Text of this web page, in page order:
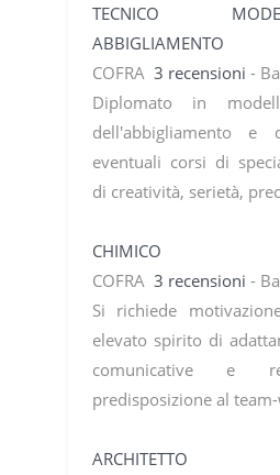
TECNICO
ABBIGLIAMENTO
COFRA 3 recensioni -
Diplomato in
dell'abbigliamento e
eventuali corsi di
di creatività, serietà,
CHIMICO
COFRA 3 recensioni -
Si richiede
elevato spirito di
comunicative e
predisposizione al
ARCHITETTO